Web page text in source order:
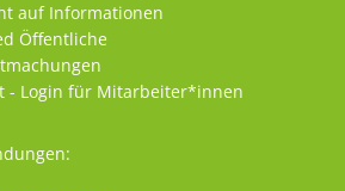
auf Informationen
Öffentliche
- Login für Mitarbeiter*innen